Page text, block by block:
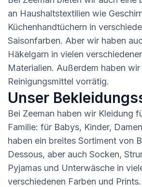
an Haushaltstextilien wie
Küchenhandtüchern in
Saisonfarben. Aber wir haben
Häkelgarn in vielen
Materialien. Außerdem haben
Reinigungsmittel vorrätig.
Unser
Bei Zeeman haben wir Kleidung
Familie: für Babys, Kinder,
haben ein breites Sortiment von
Dessous, aber auch Socken,
Pyjamas und Unterwäsche in
verschiedenen Farben und Prints.